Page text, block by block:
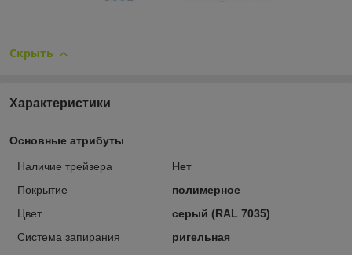
Скрыть
Характеристики
Основные атрибуты
Наличие трейзера
Нет
Покрытие
полимерное
Цвет
серый (RAL 7035)
Система запирания
ригельная